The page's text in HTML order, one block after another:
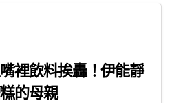
裡飲料挨轟！伊能靜
的母親